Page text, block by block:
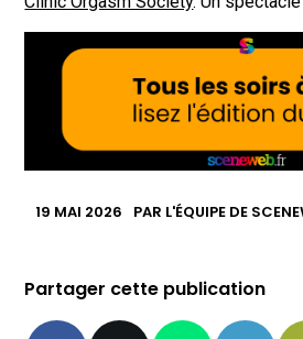
19 MAI 2026 PAR L'ÉQUIPE DE
Partager cette publication